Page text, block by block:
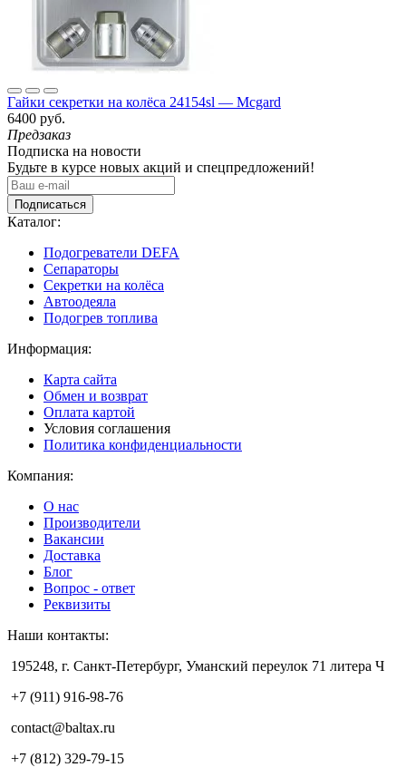
Гайки секретки на колёса 24154sl — Mcgard
6400 руб.
Предзаказ
Подписка на новости
Будьте в курсе новых акций и спецпредложений!
Подписаться
Каталог:
Подогреватели DEFA
Сепараторы
Секретки на колёса
Автоодеяла
Подогрев топлива
Информация:
Карта сайта
Обмен и возврат
Оплата картой
Условия соглашения
Политика конфиденциальности
Компания:
О нас
Производители
Вакансии
Доставка
Блог
Вопрос - ответ
Реквизиты
Наши контакты:
195248, г. Санкт-Петербург, Уманский переулок 71 литера Ч
+7 (911) 916-98-76
contact@baltax.ru
+7 (812) 329-79-15